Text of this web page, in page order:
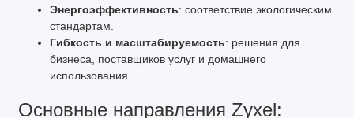
Энергоэффективность: соответствие экологическим
стандартам.
Гибкость и масштабируемость: решения для
бизнеса, поставщиков услуг и домашнего
использования.
Основные направления Zyxel: